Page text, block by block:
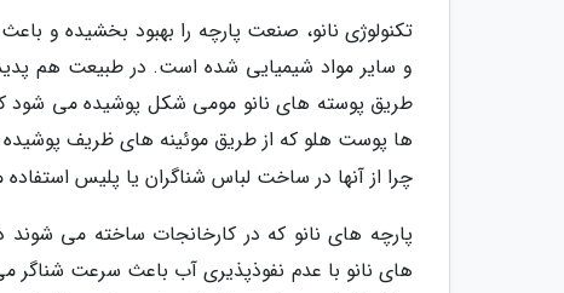
تکنولوژی نانو، صنعت پارچه را بهبود بخشیده و
و سایر مواد شیمیایی شده است. در طبیعت هم
طریق پوسته های نانو مومی شکل پوشیده می شود
ها پوست هلو که از طریق موئینه های ظریف
چرا از آنها در ساخت لباس شناگران یا پلیس
پارچه های نانو که در کارخانجات ساخته می شوند
های نانو با عدم نفوذپذیری آب باعث سرعت